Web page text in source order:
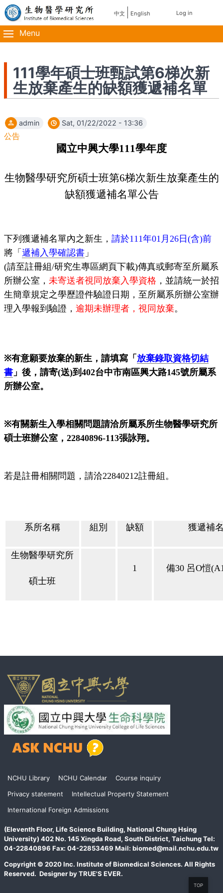
Skip
to
main
content
主
導
覽
使
帳
號
Log in
中文 English
Menu
111學年碩士班甄試第6梯次新
生放棄產生的缺額獲遞補名單
admin Sat, 01/22/2022 - 13:36
公告
國立中興大學111學年度
生物醫學研究所碩士班第6梯次新生放棄產生的
缺額獲遞補名單公告
下列獲遞補名單內之新生， 請於111年01 月 26日(含)前
將「 遞補入學確認書 」
(請至註冊組/研究生專區網頁下載)傳真或郵寄至所屬系
所辦公室， 未寄送者視同放棄入學資格 ，並請統一於招
生簡章規定之學歷證件驗證日期，至所屬系所辦公室辦
理入學報到驗證， 逾期未辦理者，視同放棄。
※有意願要放棄的新生，請填寫「 放棄錄取資格切結
書 」後， 請寄(送)到 402台中市南區興大路145號所屬系
所辦公室。
※有關新生入學相關問題請洽所屬系所生物醫學研究所
碩士班辦公室， 22840896-113張詠翔。
若是註冊相關問題，請洽22840212註冊組。
系所名稱 組別 缺額 獲遞補
生物醫學研究所
碩士班
1 備30 呂O愷
頁
尾
NCHU Library NCHU Calendar
Course inquiry
Privacy statement
Intellectual Property Statement
International Foreign Admissions
(Eleventh Floor, Life Science Building, National Chung Hsing
University) 402 No. 145 Xingda Road, South District, Taichung Tel:
04-22840896 Fax: 04-22853469 Mail: biomed@mail.nchu.edu.tw
Copyright © 2020 Inc. Institute of Biomedical Sciences. All Rights
Reserved. Designer by TRUE'S EVER.
TOP